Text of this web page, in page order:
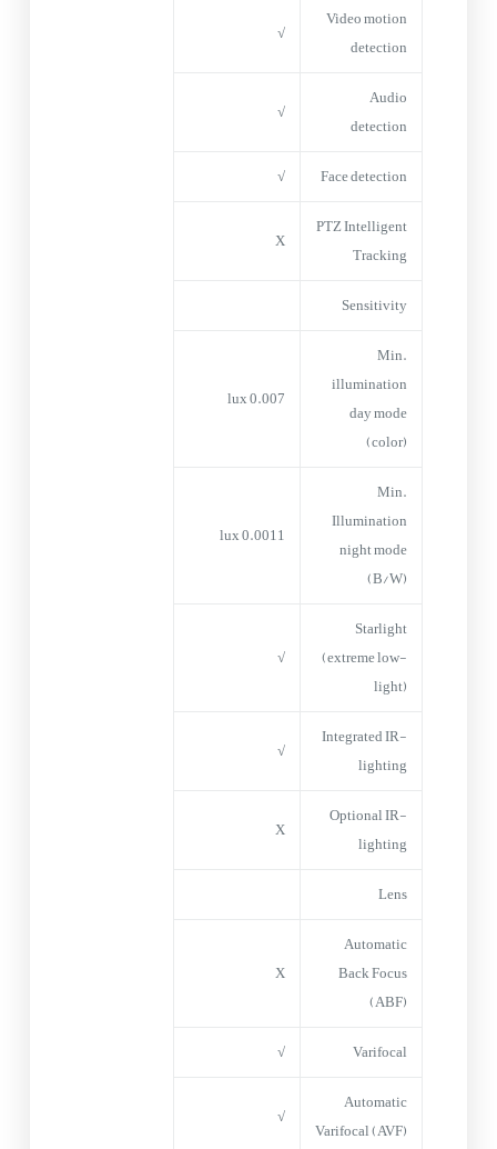
Video motion
detection
√
Audio
detection
√
Face detection
√
PTZ Intelligent
Tracking
X
Sensitivity
Min.
illumination
day mode
(color)
0.007 lux
Min.
Illumination
night mode
(B/W)
0.0011 lux
Starlight
(extreme low-
light)
√
Integrated IR-
lighting
√
Optional IR-
lighting
X
Lens
Automatic
Back Focus
(ABF)
X
Varifocal
√
Automatic
Varifocal (AVF)
√